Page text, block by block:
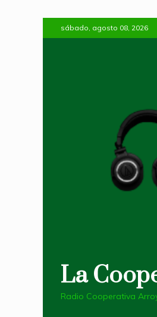
to
sábado, agosto 08, 2026
La
Radio Cooperativa